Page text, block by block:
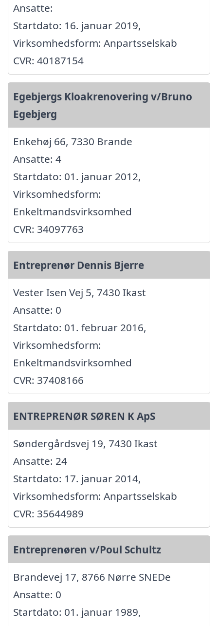
Ansatte:
Startdato: 16. januar 2019,
Virksomhedsform: Anpartsselskab
CVR: 40187154
Egebjergs Kloakrenovering v/Bruno
Egebjerg
Enkehøj 66, 7330 Brande
Ansatte: 4
Startdato: 01. januar 2012,
Virksomhedsform:
Enkeltmandsvirksomhed
CVR: 34097763
Entreprenør Dennis Bjerre
Vester Isen Vej 5, 7430 Ikast
Ansatte: 0
Startdato: 01. februar 2016,
Virksomhedsform:
Enkeltmandsvirksomhed
CVR: 37408166
ENTREPRENØR SØREN K ApS
Søndergårdsvej 19, 7430 Ikast
Ansatte: 24
Startdato: 17. januar 2014,
Virksomhedsform: Anpartsselskab
CVR: 35644989
Entreprenøren v/Poul Schultz
Brandevej 17, 8766 Nørre SNEDe
Ansatte: 0
Startdato: 01. januar 1989,